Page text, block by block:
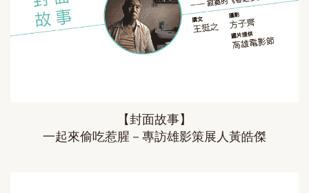
【封面故事】
一起來偷吃惹腥－專訪雄影策展人黃皓傑